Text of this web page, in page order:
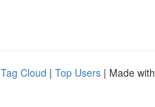
Tag Cloud | Top Users | Made with